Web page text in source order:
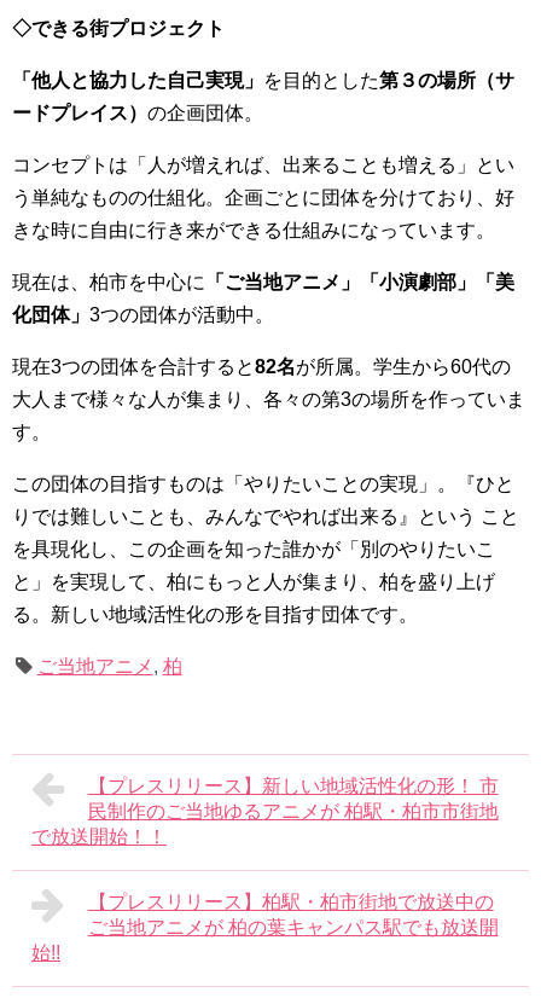
◇できる街プロジェクト
「他人と協力した自己実現」 を目的とした第３の場所（サ
ードプレイス） の企画団体。
コンセプトは「人が増えれば、出来ることも増える」とい
う単純なものの仕組化。企画ごとに団体を分けており、好
きな時に自由に行き来ができる仕組みになっています。
現在は、柏市を中心に 「ご当地アニメ」「小演劇部」「美
化団体」 3つの団体が活動中。
現在3つの団体を合計すると82名が所属。学生から60代の
大人まで様々な人が集まり、各々の第3の場所を作っていま
す。
この団体の目指すものは「やりたいことの実現」。『ひと
りでは難しいことも、みんなでやれば出来る』という こと
を具現化し、この企画を知った誰かが「別のやりたいこ
と」を実現して、柏にもっと人が集まり、柏を盛り上げ
る。新しい地域活性化の形を目指す団体です。
ご当地アニメ , 柏
【プレスリリース】新しい地域活性化の形！ 市
民制作のご当地ゆるアニメが 柏駅・柏市市街地
で放送開始！！
【プレスリリース】柏駅・柏市街地で放送中の
ご当地アニメが 柏の葉キャンパス駅でも放送開
始!!